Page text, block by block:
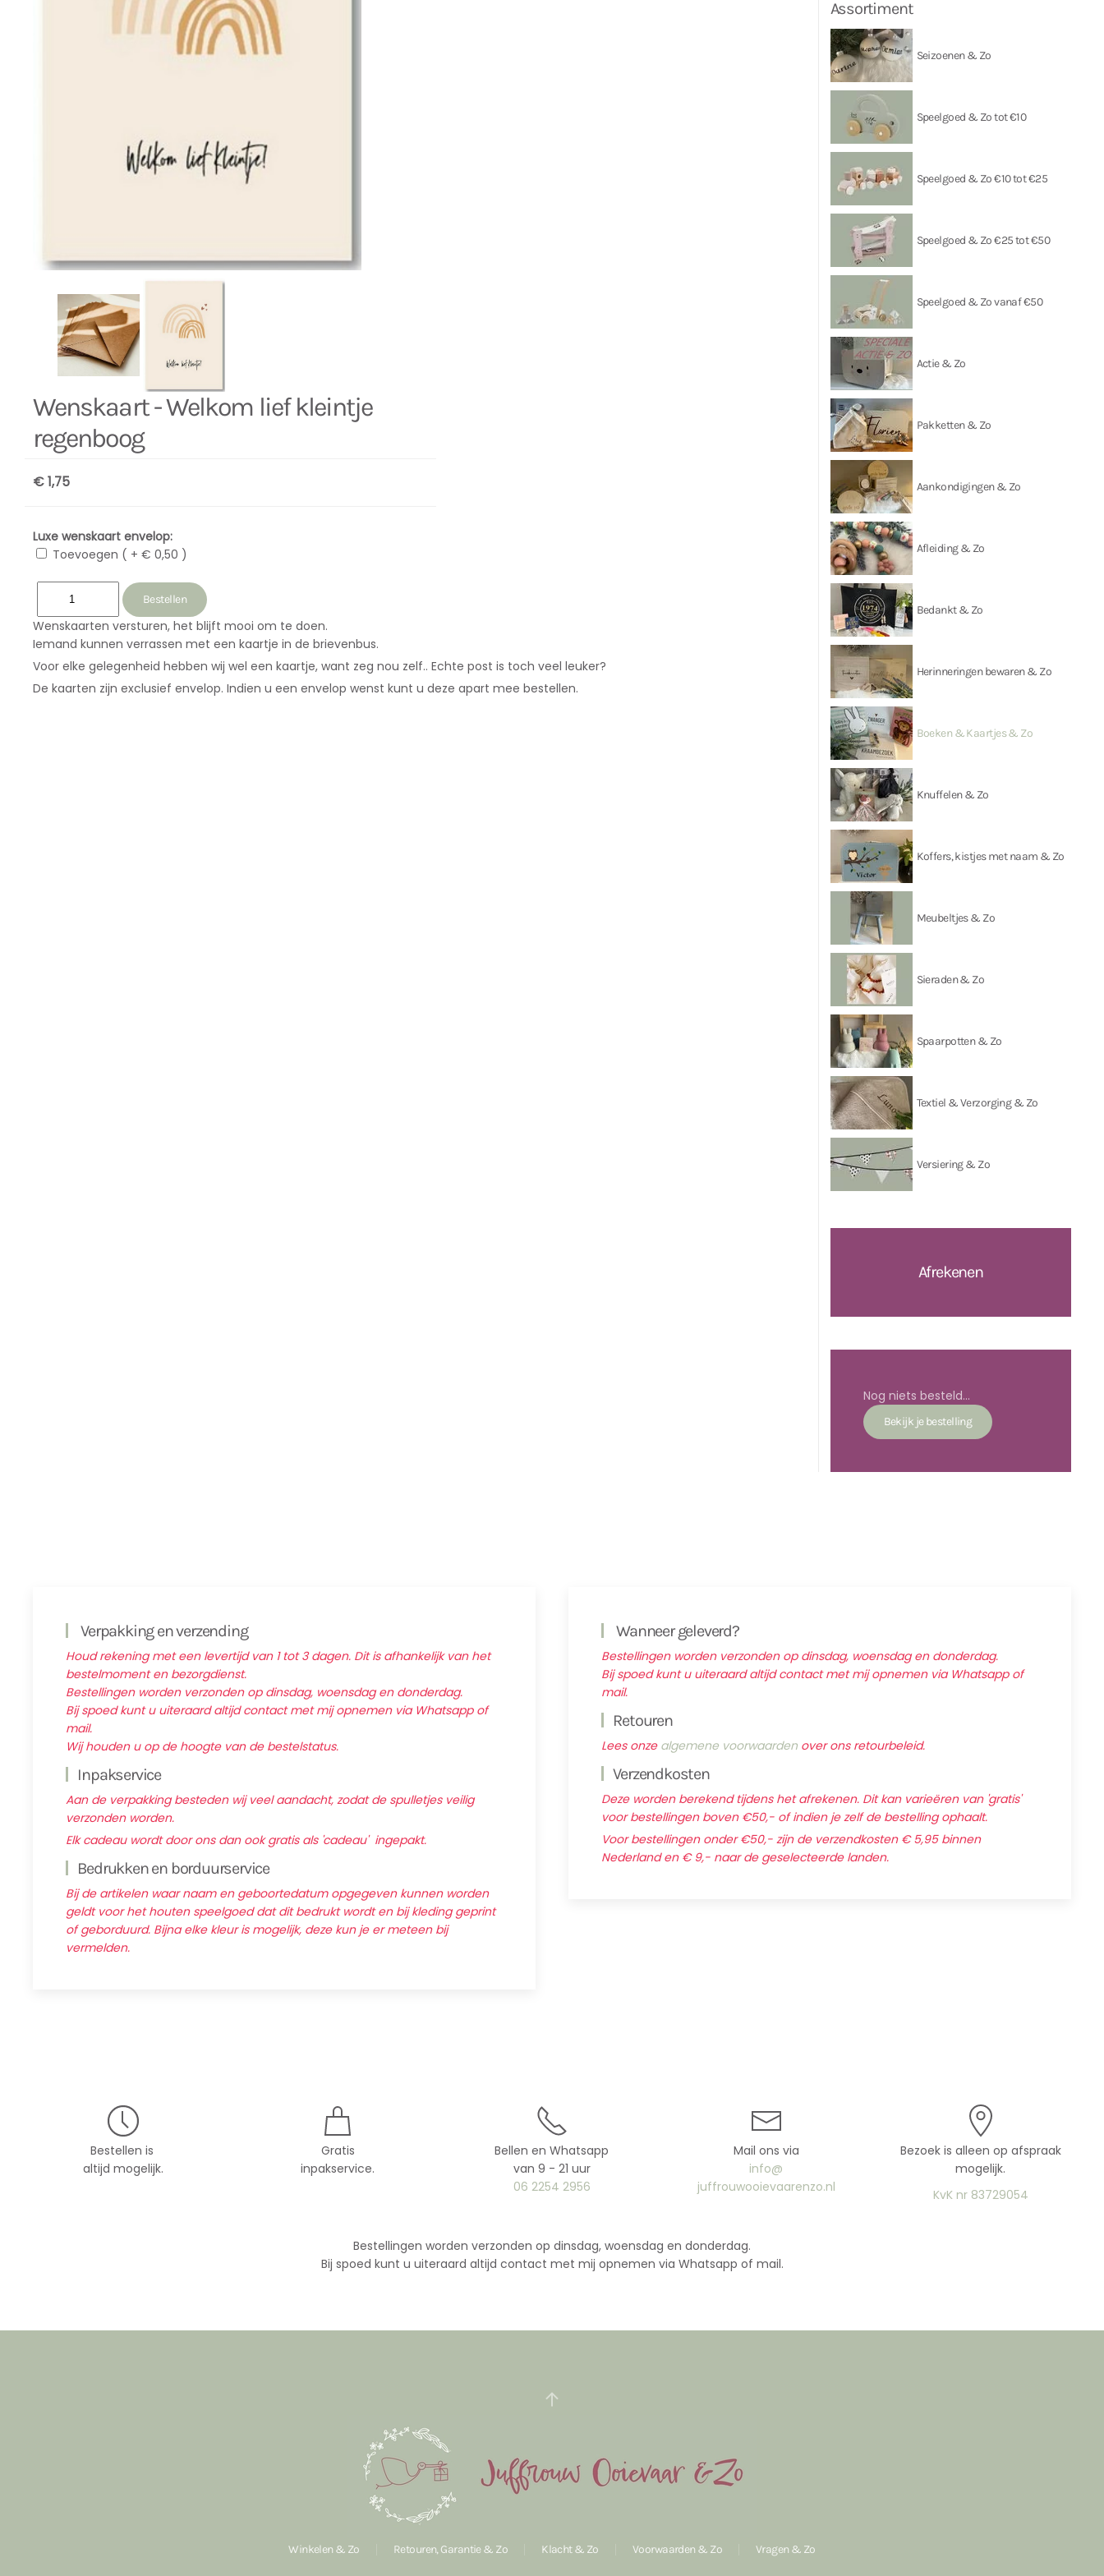
Wenskaart - Welkom lief kleintje
regenboog
€ 1,75
Luxe wenskaart envelop:
Toevoegen ( + € 0,50 )
Wenskaarten versturen, het blijft mooi om te doen.
Iemand kunnen verrassen met een kaartje in de brievenbus.
Voor elke gelegenheid hebben wij wel een kaartje, want zeg nou zelf.. Echte post is toch veel leuker?
De kaarten zijn exclusief envelop. Indien u een envelop wenst kunt u deze apart mee bestellen.
Assortiment
Seizoenen & Zo
Speelgoed & Zo tot €10
Speelgoed & Zo €10 tot €25
Speelgoed & Zo €25 tot €50
Speelgoed & Zo vanaf €50
Actie & Zo
Pakketten & Zo
Aankondigingen & Zo
Afleiding & Zo
Bedankt & Zo
Herinneringen bewaren & Zo
Boeken & Kaartjes & Zo
Knuffelen & Zo
Koffers, kistjes met naam & Zo
Meubeltjes & Zo
Sieraden & Zo
Spaarpotten & Zo
Textiel & Verzorging & Zo
Versiering & Zo
Afrekenen
Nog niets besteld...
Verpakking en verzending
Houd rekening met een levertijd van 1 tot 3 dagen. Dit is afhankelijk van het
bestelmoment en bezorgdienst.
Bestellingen worden verzonden op dinsdag, woensdag en donderdag.
Bij spoed kunt u uiteraard altijd contact met mij opnemen via Whatsapp of
mail.
Wij houden u op de hoogte van de bestelstatus.
Inpakservice
Aan de verpakking besteden wij veel aandacht, zodat de spulletjes veilig
verzonden worden.
Elk cadeau wordt door ons dan ook gratis als 'cadeau' ingepakt.
Bedrukken en borduurservice
Bij de artikelen waar naam en geboortedatum opgegeven kunnen worden
geldt voor het houten speelgoed dat dit bedrukt wordt en bij kleding geprint
of geborduurd. Bijna elke kleur is mogelijk, deze kun je er meteen bij
vermelden.
Wanneer geleverd?
Bestellingen worden verzonden op dinsdag, woensdag en donderdag.
Bij spoed kunt u uiteraard altijd contact met mij opnemen via Whatsapp of
mail.
Retouren
Lees onze algemene voorwaarden over ons retourbeleid.
Verzendkosten
Deze worden berekend tijdens het afrekenen. Dit kan varieëren van 'gratis'
voor bestellingen boven €50,- of indien je zelf de bestelling ophaalt.
Voor bestellingen onder €50,- zijn de verzendkosten € 5,95 binnen
Nederland en € 9,- naar de geselecteerde landen.
Bestellen is
altijd mogelijk.
Gratis
inpakservice.
Bellen en Whatsapp
van 9 - 21 uur
06 2254 2956
Mail ons via
info@
juffrouwooievaarenzo.nl
Bezoek is alleen op afspraak
mogelijk.
KvK nr 83729054
Bestellingen worden verzonden op dinsdag, woensdag en donderdag.
Bij spoed kunt u uiteraard altijd contact met mij opnemen via Whatsapp of mail.
Winkelen & Zo Retouren, Garantie & Zo Klacht & Zo Voorwaarden & Zo Vragen & Zo